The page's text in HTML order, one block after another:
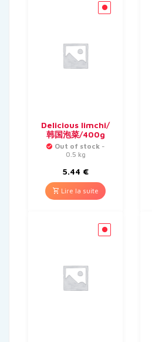
Delicious limchi/
韩国泡菜/400g
Out of stock -
0.5 kg
5.44 €
Lire la suite